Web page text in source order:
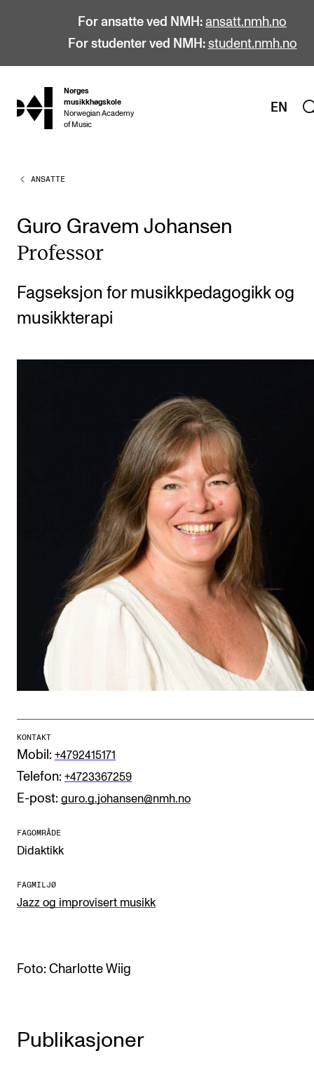
For ansatte ved NMH: ansatt.nmh.no
For studenter ved NMH: student.nmh.no
hjem
Norges
musikkhøgskole
Norwegian Academy
of Music
EN
STUDIER
Bachelor
Master
Doktorgrad
Årsstudium og videreutdanning
Talentutvikling
Studentutvalet SUT (student.nmh.no)
FORSKNING
CREMAH
NordART
Prosjekter
INTERNASJONALT
Samarbeidsprosjekter
IN.TUNE
Arrangementer og konserter
ANSATTE
Guro Gravem Johansen
Pro­fes­sor
Fagseksjon for musikkpedagogikk og
musikkterapi
KONTAKT
Mobil: +4792415171
Telefon: +4723367259
E-post: guro.g.johansen@nmh.no
FAGOMRÅDE
Didaktikk
FAGMILJØ
Jazz og improvisert musikk
Foto: Charlotte Wiig
Publikasjoner